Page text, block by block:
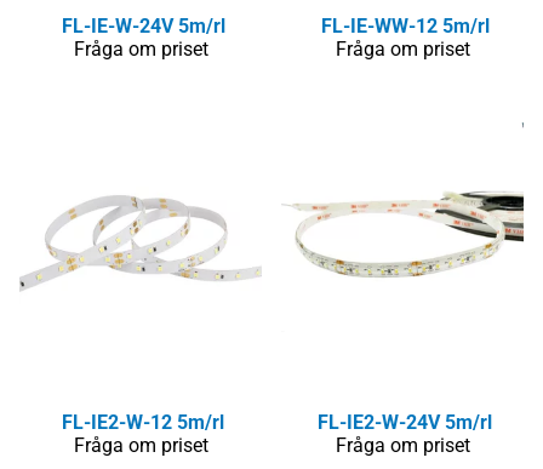
FL-IE-W-24V 5m/rl
Fråga om priset
FL-IE-WW-12 5m/rl
Fråga om priset
FL-IE2-W-12 5m/rl
Fråga om priset
FL-IE2-W-24V 5m/rl
Fråga om priset